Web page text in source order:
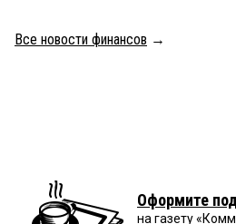
Все новости финансов →
Оформите
на газету